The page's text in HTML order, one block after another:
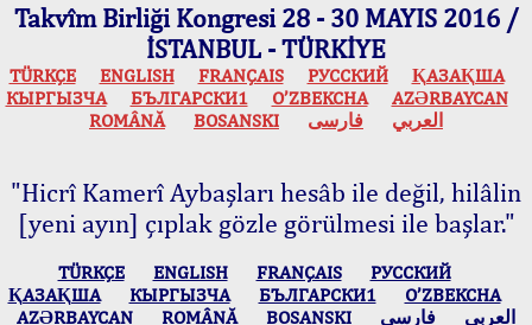
Takvîm Birliği Kongresi 28 - 30 MAYIS 2016 /
İSTANBUL - TÜRKİYE
TÜRKÇE ENGLISH FRANÇAIS РУССКИЙ
ҚАЗАҚША
КЫPГЫЗЧA
БЪЛГАРСКИ1 O’ZBEKCHA
AZӘRBAYCAN
ROMÂNĂ
BOSANSKI العربي فارسی
"Hicrî Kamerî Aybaşları hesâb ile değil, hilâlin
[yeni ayın] çıplak gözle görülmesi ile başlar."
TÜRKÇE ENGLISH FRANÇAIS
РУССКИЙ
ҚАЗАҚША
КЫPГЫЗЧA БЪЛГАРСКИ1
O’ZBEKCHA
AZӘRBAYCAN
ROMÂNĂ BOSANSKI العربي فارسی